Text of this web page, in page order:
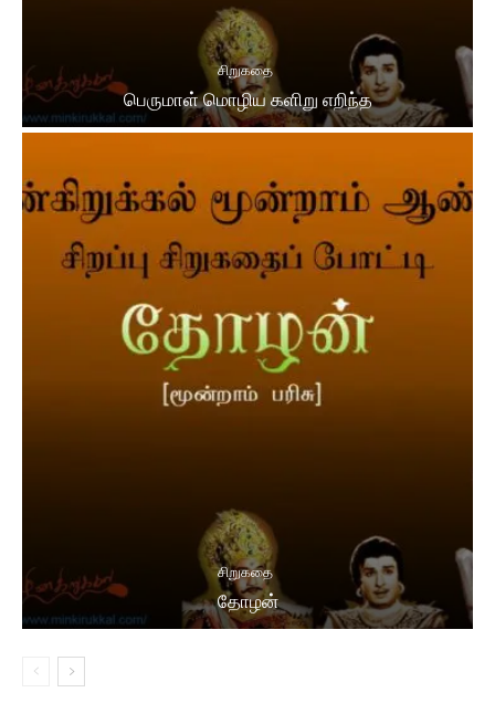
சிறுகதை
பெருமாள் மொழிய களிறு எறிந்த
சிறுகதை
தோழன்